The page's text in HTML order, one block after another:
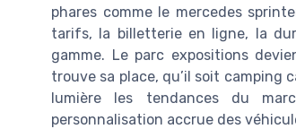
phares comme le mercedes
tarifs, la billetterie en ligne, la
gamme. Le parc expositions
trouve sa place, qu’il soit camping
lumière les tendances du
personnalisation accrue des